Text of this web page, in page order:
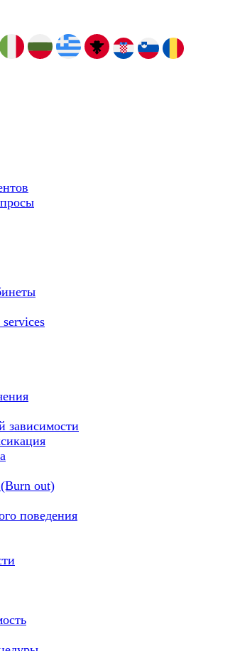
зависимости
out)
поведения